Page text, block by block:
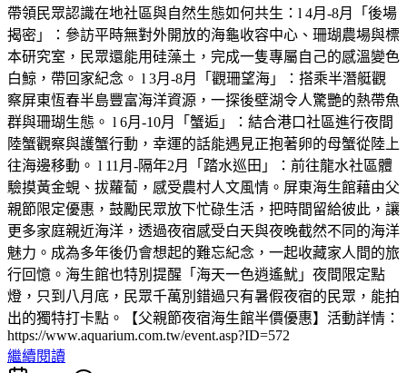
帶領民眾認識在地社區與自然生態如何共生：l 4月-8月「後場
揭密」：參訪平時無對外開放的海龜收容中心、珊瑚農場與標
本研究室，民眾還能用硅藻土，完成一隻專屬自己的感溫變色
白鯨，帶回家紀念。 l 3月-8月「觀珊望海」：搭乘半潛艇觀
察屏東恆春半島豐富海洋資源，一探後壁湖令人驚艷的熱帶魚
群與珊瑚生態。 l 6月-10月「蟹逅」：結合港口社區進行夜間
陸蟹觀察與護蟹行動，幸運的話能遇見正抱著卵的母蟹從陸上
往海邊移動。 l 11月-隔年2月「踏水巡田」：前往龍水社區體
驗摸黃金蜆、拔蘿蔔，感受農村人文風情。屏東海生館藉由父
親節限定優惠，鼓勵民眾放下忙碌生活，把時間留給彼此，讓
更多家庭親近海洋，透過夜宿感受白天與夜晚截然不同的海洋
魅力。成為多年後仍會想起的難忘紀念，一起收藏家人間的旅
行回憶。海生館也特別提醒「海天一色逍遙魷」夜間限定點
燈，只到八月底，民眾千萬別錯過只有暑假夜宿的民眾，能拍
出的獨特打卡點。【父親節夜宿海生館半價優惠】活動詳情：
https://www.aquarium.com.tw/event.asp?ID=572
繼續閱讀